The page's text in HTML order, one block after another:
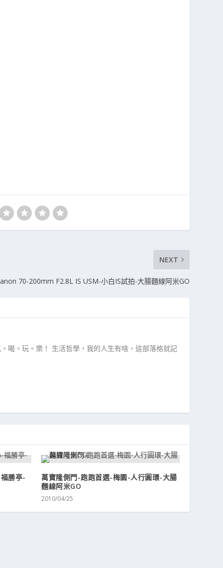
NEXT
70-200mm F2.8L IS USM-小白IS試拍-大腸麵線阿米GO
喝。玩。樂！ 生活哲學，我的人生有啥，這部落格就記
勝亭-
萬寶隆側門-跑跑首選-梅園-人行圓環-大腸
麵線阿米GO
2010/04/25